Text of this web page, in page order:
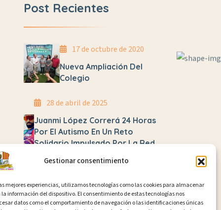
Gestionar consentimiento
mejores experiencias, utilizamos tecnologías como las cookies para almacenar
información del dispositivo. El consentimiento de estas tecnologías nos
datos como el comportamiento de navegación o las identificaciones únicas
Post Recientes
17 de octubre de 2020
Nueva Ampliación Del
Colegio
28 de abril de 2025
Juanmi López Correrá 24 Horas
Por El Autismo En Un Reto
Solidario Impulsado Por La Red
Innovadores
13 de abril de 2025
La Literatura Como Motor De